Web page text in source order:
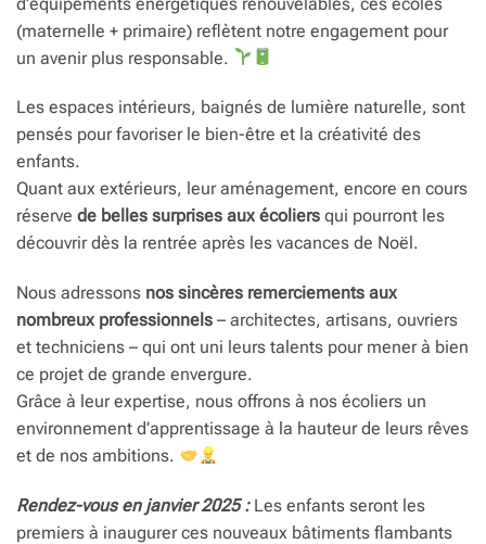
(maternelle + primaire) reflètent notre engagement pour
un avenir plus responsable.
Les espaces intérieurs, baignés de lumière naturelle, sont
pensés pour favoriser le bien-être et la créativité des
enfants.
Quant aux extérieurs, leur aménagement, encore en cours
réserve de belles surprises aux écoliers qui pourront les
découvrir dès la rentrée après les vacances de Noël.
Nous adressons nos sincères remerciements aux
nombreux professionnels – architectes, artisans, ouvriers
et techniciens – qui ont uni leurs talents pour mener à bien
ce projet de grande envergure.
Grâce à leur expertise, nous offrons à nos écoliers un
environnement d’apprentissage à la hauteur de leurs rêves
et de nos ambitions.
Rendez-vous en janvier 2025 : Les enfants seront les
premiers à inaugurer ces nouveaux bâtiments flambants